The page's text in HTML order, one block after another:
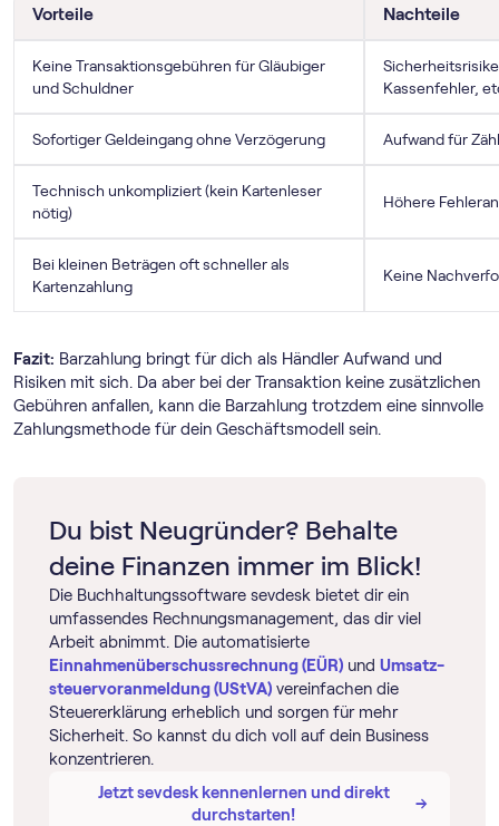
Vorteile Nachteile
Keine Transaktionsgebühren für Gläubiger
und Schuldner
Kassenfehler,
Sofortiger Geldeingang ohne Verzögerung Aufwand für
Technisch unkompliziert (kein Kartenleser
nötig)
Höhere
Bei kleinen Beträgen oft schneller als
Kartenzahlung
Keine
Fazit: Barzahlung bringt für dich als Händler Aufwand und
Risiken mit sich. Da aber bei der Transaktion keine zusätzlichen
Gebühren anfallen, kann die Barzahlung trotzdem eine sinnvolle
Zahlungsmethode für dein Geschäftsmodell sein.
Du bist Neugründer? Behalte
deine Finanzen immer im Blick!
Die Buch­haltungs­software sevdesk bietet dir ein
umfassendes Rechnungsmanagement, das dir viel
Arbeit abnimmt. Die automatisierte
Einnahmenüberschussrechnung (EÜR) und Umsatz­
steuer­voranmeldung (UStVA) vereinfachen die
Steuererklärung erheblich und sorgen für mehr
Sicherheit. So kannst du dich voll auf dein Business
konzentrieren.
Jetzt sevdesk kennenlernen und direkt
durchstarten!
→